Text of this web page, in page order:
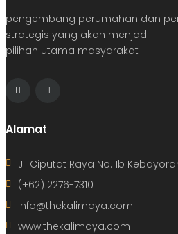
pengembang perumahan dan
strategis yang akan menjadi
pilihan utama masyarakat
Alamat
Jl. Ciputat Raya No. 1b
(+62) 2276-7310
info@thekalimaya.com
www.thekalimaya.com